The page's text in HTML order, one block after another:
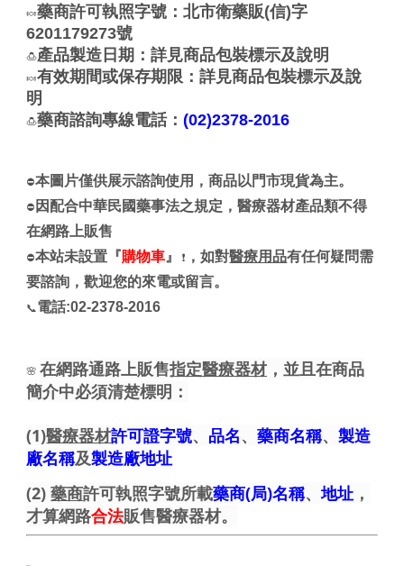
🍬藥商許可執照字號：北市衛藥販(信)字
6201179273號
🍮產品製造日期：詳見商品包裝標示及說明
🍬有效期間或保存期限：詳見商品包裝標示及說
明
🍮藥商諮詢專線電話：(02)2378-2016
⛔本圖片僅供展示諮詢使用，商品以門市現貨為主。
⛔ 因配合中華民國藥事法之規定，醫療器材產品類不得
在網路上販售
⛔本站未設置『購物車 』 ❗ ，如對醫療用品有任何疑問需
要諮詢，歡迎您的來電或留言。
📞電話:02-2378-2016
🌸在網路通路上販售指定醫療器材 ，並且在商品
簡介中必須清楚標明：
(1)醫療器材許可證字號、 品名、藥商名稱、製造
廠名稱及製造廠地址
(2)藥商許可執照字號所載藥商(局)名稱、地址 ，
才算網路合法販售醫療器材。